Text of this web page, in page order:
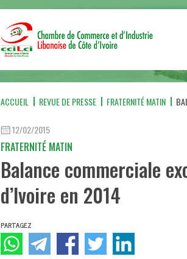
ACCUEIL REVUE DE PRESSE FRATERNITÉ MATIN
12/02/2015
FRATERNITÉ MATIN
Balance commerciale
d’Ivoire en 2014
PARTAGEZ